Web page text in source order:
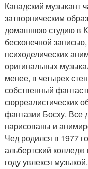
Канадский музыкант
затворническим
домашнюю студию в
бесконечной
психоделических
оригинальных
менее, в четырех
собственный
сюрреалистических
фантазии Босху. Все
нарисованы и
Чед родился в 1977
альбертский колледж
году увлекся